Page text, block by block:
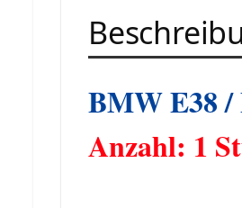
BMW E38 /
Anzahl: 1